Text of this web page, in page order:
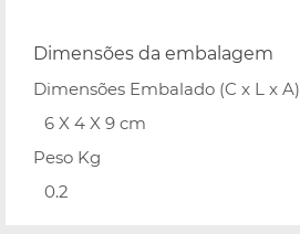
Dimensões da embalagem
Dimensões Embalado (C x L x A)
6 X 4 X 9 cm
Peso Kg
0.2